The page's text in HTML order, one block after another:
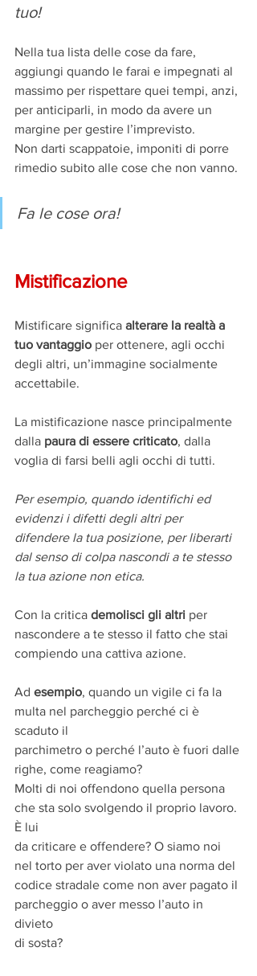
tuo!
Nella tua lista delle cose da fare,
aggiungi quando le farai e impegnati al
massimo per rispettare quei tempi, anzi,
per anticiparli, in modo da avere un
margine per gestire l’imprevisto.
Non darti scappatoie, imponiti di porre
rimedio subito alle cose che non vanno.
Fa le cose ora!
Mistificazione
Mistificare significa alterare la realtà a
tuo vantaggio per ottenere, agli occhi
degli altri, un’immagine socialmente
accettabile.
La mistificazione nasce principalmente
dalla paura di essere criticato, dalla
voglia di farsi belli agli occhi di tutti.
Per esempio, quando identifichi ed
evidenzi i difetti degli altri per
difendere la tua posizione, per liberarti
dal senso di colpa nascondi a te stesso
la tua azione non etica.
Con la critica demolisci gli altri per
nascondere a te stesso il fatto che stai
compiendo una cattiva azione.
Ad esempio, quando un vigile ci fa la
multa nel parcheggio perché ci è
scaduto il
parchimetro o perché l’auto è fuori dalle
righe, come reagiamo?
Molti di noi offendono quella persona
che sta solo svolgendo il proprio lavoro.
È lui
da criticare e offendere? O siamo noi
nel torto per aver violato una norma del
codice stradale come non aver pagato il
parcheggio o aver messo l’auto in
divieto
di sosta?